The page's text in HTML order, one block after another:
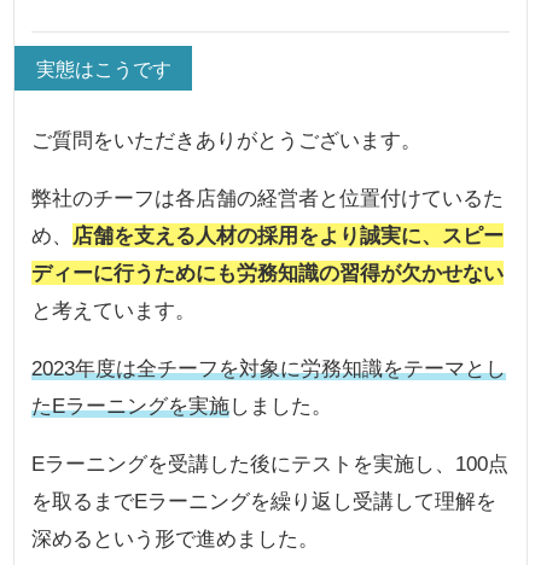
実態はこうです
ご質問をいただきありがとうございます。
弊社のチーフは各店舗の経営者と位置付けているた
め、 店舗を支える人材の採用をより誠実に、スピー
ディーに行うためにも労務知識の習得が欠かせない
と考えています。
2023年度は全チーフを対象に労務知識をテーマとし
たEラーニングを実施しました。
Eラーニングを受講した後にテストを実施し、100点
を取るまでEラーニングを繰り返し受講して理解を
深めるという形で進めました。